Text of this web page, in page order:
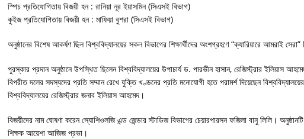
স্পিচ প্রতিযোগিতায় বিজয়ী হন : রানিয়া নূর ইয়াসমিন (সিএসই বিভাগ)
কুইজ প্রতিযোগিতায় বিজয়ী হন : মাফিয়া বুশরা (সিএসই বিভাগ)
অনুষ্ঠানের বিশেষ আকর্ষণ ছিল বিশ্ববিদ্যালয়ের সকল বিভাগের শিক্ষার্থীদের অংশগ্রহণে “ক্যারিয়ারে আমরাই
পুরস্কার প্রদান অনুষ্ঠানে উপস্থিত ছিলেন বিশ্ববিদ্যালয়ের উপাচার্য ড. পারভীন হাসান, রেজিস্ট্রার ইলিয়াস
বিপরীত দলের সদস্যদের প্রতি সম্মান রেখে যুক্তি খণ্ডনের প্রতি মনোযোগী হতে পরামর্শ দিয়েছেন
বিশ্ববিদ্যালয়ের রেজিস্ট্রার জনাব ইলিয়াস আহমেদ।
বিজয়ীদের নাম ঘোষণা করেন স্যোশিওলজি এন্ড জেন্ডার স্টাডিজ বিভাগের চেয়ারপারসন ফজিলা বানু লিলি।
শিক্ষক আয়েশা আজিজ প্রভা।